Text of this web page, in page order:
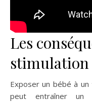
Les
stimulation
Exposer un bébé à
peut entraîner un